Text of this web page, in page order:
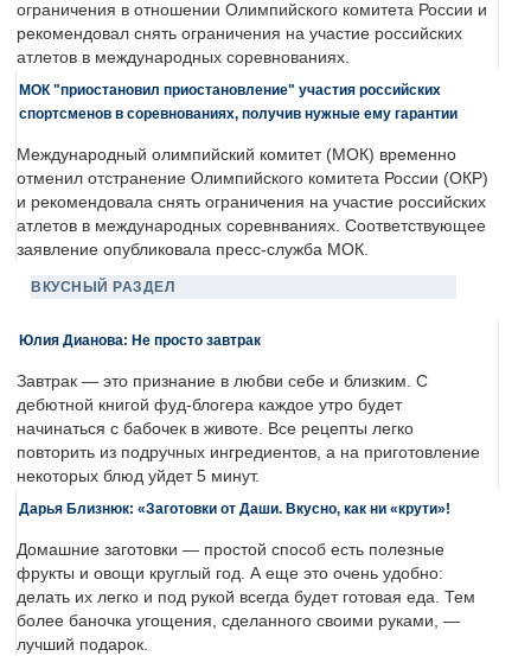
ограничения в отношении Олимпийского комитета России и
рекомендовал снять ограничения на участие российских
атлетов в международных соревнованиях.
МОК "приостановил приостановление" участия российских
спортсменов в соревнованиях, получив нужные ему гарантии
Международный олимпийский комитет (МОК) временно
отменил отстранение Олимпийского комитета России (ОКР)
и рекомендовала снять ограничения на участие российских
атлетов в международных соревнваниях. Соответствующее
заявление опубликовала пресс-служба МОК.
ВКУСНЫЙ РАЗДЕЛ
Юлия Дианова: Не просто завтрак
Завтрак — это признание в любви себе и близким. С
дебютной книгой фуд-блогера каждое утро будет
начинаться с бабочек в животе. Все рецепты легко
повторить из подручных ингредиентов, а на приготовление
некоторых блюд уйдет 5 минут.
Дарья Близнюк: «Заготовки от Даши. Вкусно, как ни «крути»!
Домашние заготовки — простой способ есть полезные
фрукты и овощи круглый год. А еще это очень удобно:
делать их легко и под рукой всегда будет готовая еда. Тем
более баночка угощения, сделанного своими руками, —
лучший подарок.